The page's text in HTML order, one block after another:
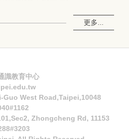
更多...
識教育中心
West Road,Taipei,10048
Zhongcheng Rd, 11153